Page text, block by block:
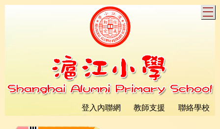
登入內聯網 教師支援 聯絡學校